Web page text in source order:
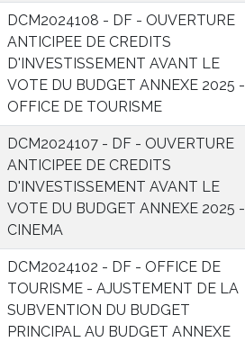
DCM2024108 - DF - OUVERTURE
ANTICIPEE DE CREDITS
D'INVESTISSEMENT AVANT LE
VOTE DU BUDGET ANNEXE 2025 -
OFFICE DE TOURISME
DCM2024107 - DF - OUVERTURE
ANTICIPEE DE CREDITS
D'INVESTISSEMENT AVANT LE
VOTE DU BUDGET ANNEXE 2025 -
CINEMA
DCM2024102 - DF - OFFICE DE
TOURISME - AJUSTEMENT DE LA
SUBVENTION DU BUDGET
PRINCIPAL AU BUDGET ANNEXE